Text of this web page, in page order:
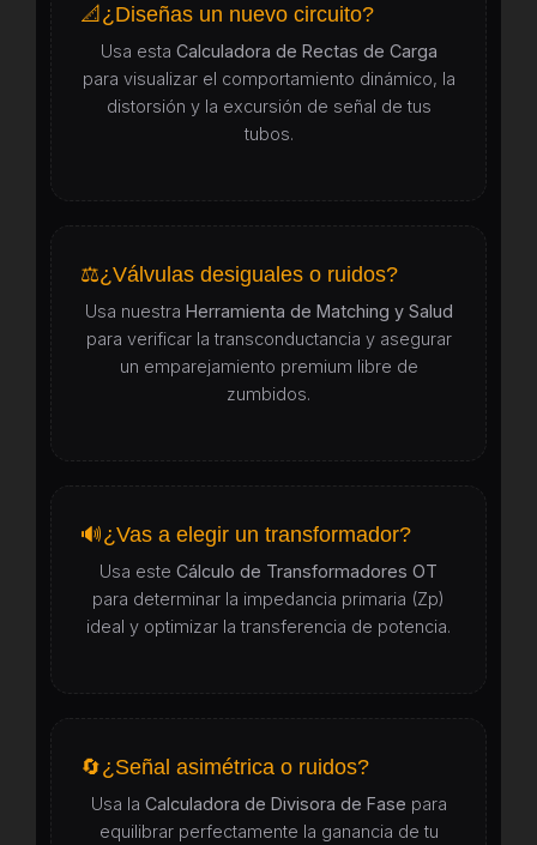
📐 ¿Diseñas un nuevo circuito?
Usa esta Calculadora de Rectas de Carga
para visualizar el comportamiento dinámico, la
distorsión y la excursión de señal de tus
tubos.
⚖️¿Válvulas desiguales o ruidos?
Usa nuestra Herramienta de Matching y Salud
para verificar la transconductancia y asegurar
un emparejamiento premium libre de
zumbidos.
🔊¿Vas a elegir un transformador?
Usa este Cálculo de Transformadores OT
para determinar la impedancia primaria (Zp)
ideal y optimizar la transferencia de potencia.
🔄¿Señal asimétrica o ruidos?
Usa la Calculadora de Divisora de Fase para
equilibrar perfectamente la ganancia de tu